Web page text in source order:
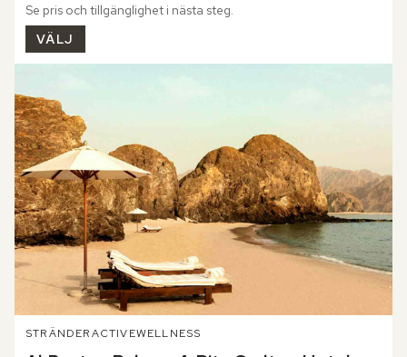
Se pris och tillgänglighet i nästa steg.
VÄLJ
STRÄNDERACTIVEWELLNESS